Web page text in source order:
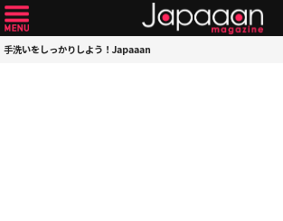
手洗いをしっかりしよう！Japaaan